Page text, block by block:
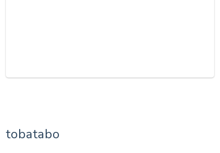
tobatabo